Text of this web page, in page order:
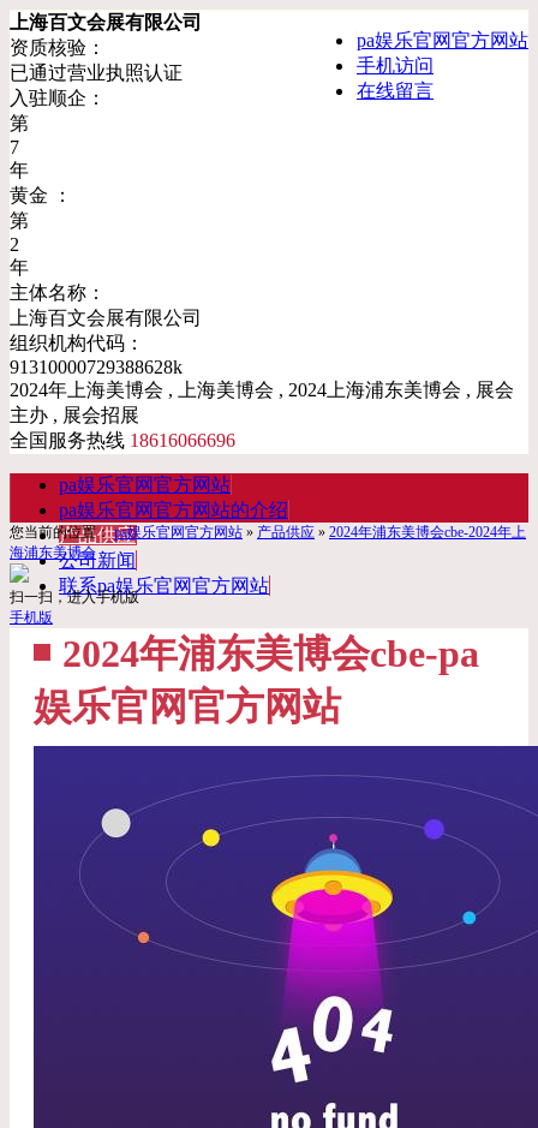
pa娱乐官网官方网站
手机访问
在线留言
上海百文会展有限公司
资质核验：
已通过营业执照认证
入驻顺企：
第
7
年
黄金 ：
第
2
年
主体名称：
上海百文会展有限公司
组织机构代码：
91310000729388628k
2024年上海美博会 , 上海美博会 , 2024上海浦东美博会 , 展会
主办 , 展会招展
全国服务热线 18616066696
pa娱乐官网官方网站
pa娱乐官网官方网站的介绍
产品供应
公司新闻
联系pa娱乐官网官方网站
您当前的位置：pa娱乐官网官方网站 » 产品供应 » 2024年浦东美博会cbe-2024年上
海浦东美博会
扫一扫，进入手机版
手机版
2024年浦东美博会cbe-pa
娱乐官网官方网站